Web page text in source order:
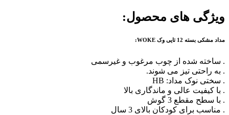
ویژگی های محصول:
مداد مشکی بسته 12 تایی وک WOKE:
. ساخته شده از چوب مرغوب و غیرسمی
. به راحتی تیز می شوند.
. سختی نوک مداد: HB
. با کیفیت عالی و ماندگاری بالا
. با سطح مقطع 3 گوش
. مناسب برای کودکان بالای 3 سال